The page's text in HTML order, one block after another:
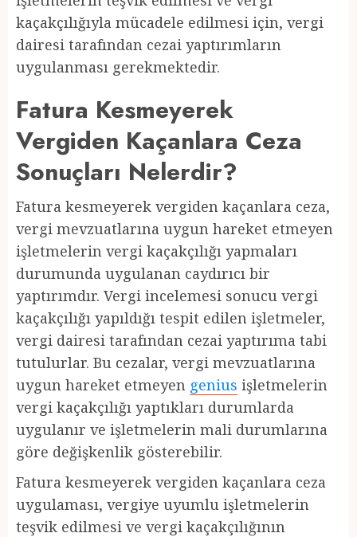
kaçakçılığıyla mücadele edilmesi için, vergi
dairesi tarafından cezai yaptırımların
uygulanması gerekmektedir.
Fatura Kesmeyerek
Vergiden Kaçanlara Ceza
Sonuçları Nelerdir?
Fatura kesmeyerek vergiden kaçanlara ceza,
vergi mevzuatlarına uygun hareket etmeyen
işletmelerin vergi kaçakçılığı yapmaları
durumunda uygulanan caydırıcı bir
yaptırımdır. Vergi incelemesi sonucu vergi
kaçakçılığı yapıldığı tespit edilen işletmeler,
vergi dairesi tarafından cezai yaptırıma tabi
tutulurlar. Bu cezalar, vergi mevzuatlarına
uygun hareket etmeyen genius işletmelerin
vergi kaçakçılığı yaptıkları durumlarda
uygulanır ve işletmelerin mali durumlarına
göre değişkenlik gösterebilir.
Fatura kesmeyerek vergiden kaçanlara ceza
uygulaması, vergiye uyumlu işletmelerin
teşvik edilmesi ve vergi kaçakçılığının